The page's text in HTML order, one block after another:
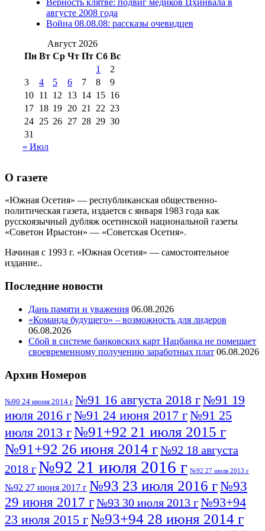
августа 2012 г(14)
2017 г(9)
№99 4 августа
2016 г(12) №99 8 июля 2014 г
августа 2012 г(11)
августа 2013 г
(12)
Верность клятве: подвиг медиков Цхинвала в
августе 2008 года
Война 08.08.08: рассказы очевидцев
Август 2026
Пн Вт Ср Чт Пт Сб Вс
1
2
3
4 5 6 7 8
9
10 11 12 13 14 15 16
17 18 19 20 21 22 23
24 25 26 27 28 29 30
31
« Июл
О газете
«Южная Осетия» — республиканская общественно-
политическая газета, издается с января 1983 года как
русскоязычный дубляж осетинской национальной газеты
«Советон Ирыстон» — «Советская Осетия».
Начиная с 1993 г. «Южная Осетия» — самостоятельное
издание..
Последние новости
Дань памяти и уважения 06.08.2026
«Команда будущего» – возможность для лидеров
06.08.2026
Сбой в системе банковских карт Нацбанка не помешает
своевременному получению заработных плат 06.08.2026
Архив Номеров
№90 24 июня 2014 г №91 16 августа 2018 г№91 19
июля 2016 г№91 24 июня 2017 г№91 25
июля 2013 г№91+92 21 июля 2015 г
№91+92 26 июня 2014 г№92 18 августа
2018 г№92 21 июля 2016 г №92 27 июля 2013 г
№92 27 июня 2017 г №93 23 июля 2016 г№93
29 июня 2017 г№93 30 июля 2013 г№93+94
23 июля 2015 г№93+94 28 июня 2014 г